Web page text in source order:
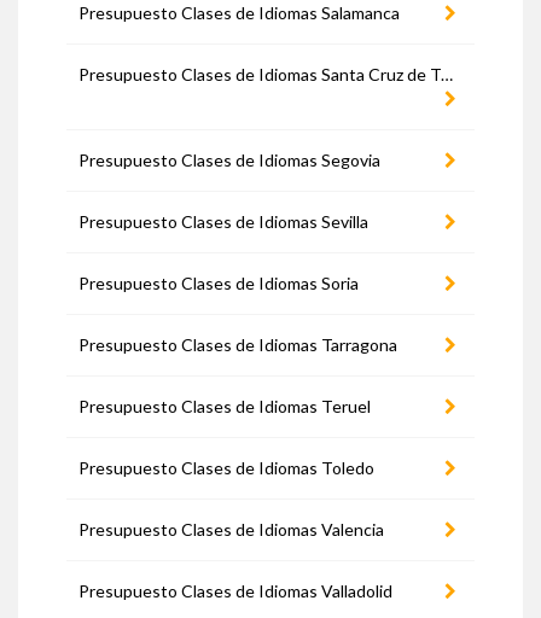
Presupuesto Clases de Idiomas Salamanca
Presupuesto Clases de Idiomas Santa Cruz de Tenerife
Presupuesto Clases de Idiomas Segovia
Presupuesto Clases de Idiomas Sevilla
Presupuesto Clases de Idiomas Soria
Presupuesto Clases de Idiomas Tarragona
Presupuesto Clases de Idiomas Teruel
Presupuesto Clases de Idiomas Toledo
Presupuesto Clases de Idiomas Valencia
Presupuesto Clases de Idiomas Valladolid